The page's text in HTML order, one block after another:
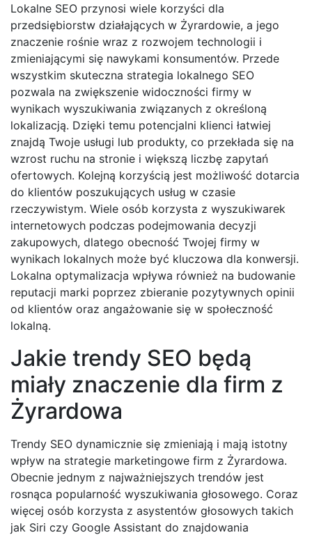
Lokalne SEO przynosi wiele korzyści dla
przedsiębiorstw działających w Żyrardowie, a jego
znaczenie rośnie wraz z rozwojem technologii i
zmieniającymi się nawykami konsumentów. Przede
wszystkim skuteczna strategia lokalnego SEO
pozwala na zwiększenie widoczności firmy w
wynikach wyszukiwania związanych z określoną
lokalizacją. Dzięki temu potencjalni klienci łatwiej
znajdą Twoje usługi lub produkty, co przekłada się na
wzrost ruchu na stronie i większą liczbę zapytań
ofertowych. Kolejną korzyścią jest możliwość dotarcia
do klientów poszukujących usług w czasie
rzeczywistym. Wiele osób korzysta z wyszukiwarek
internetowych podczas podejmowania decyzji
zakupowych, dlatego obecność Twojej firmy w
wynikach lokalnych może być kluczowa dla konwersji.
Lokalna optymalizacja wpływa również na budowanie
reputacji marki poprzez zbieranie pozytywnych opinii
od klientów oraz angażowanie się w społeczność
lokalną.
Jakie trendy SEO będą
miały znaczenie dla firm z
Żyrardowa
Trendy SEO dynamicznie się zmieniają i mają istotny
wpływ na strategie marketingowe firm z Żyrardowa.
Obecnie jednym z najważniejszych trendów jest
rosnąca popularność wyszukiwania głosowego. Coraz
więcej osób korzysta z asystentów głosowych takich
jak Siri czy Google Assistant do znajdowania